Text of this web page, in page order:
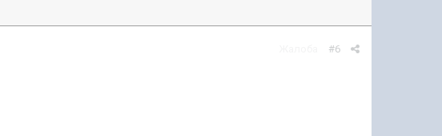
#6